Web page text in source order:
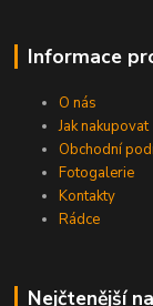
Informace
O nás
Jak nakupovat
Obchodní
Fotogalerie
Kontakty
Rádce
Nejčtenější